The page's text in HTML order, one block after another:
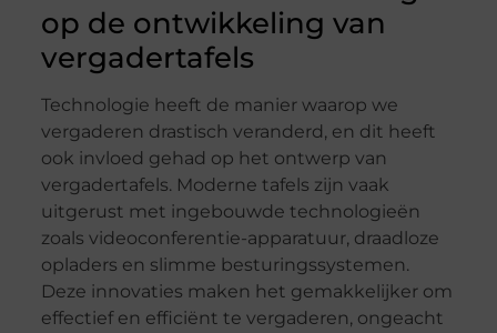
op de ontwikkeling van
vergadertafels
Technologie heeft de manier waarop we
vergaderen drastisch veranderd, en dit heeft
ook invloed gehad op het ontwerp van
vergadertafels. Moderne tafels zijn vaak
uitgerust met ingebouwde technologieën
zoals videoconferentie-apparatuur, draadloze
opladers en slimme besturingssystemen.
Deze innovaties maken het gemakkelijker om
effectief en efficiënt te vergaderen, ongeacht